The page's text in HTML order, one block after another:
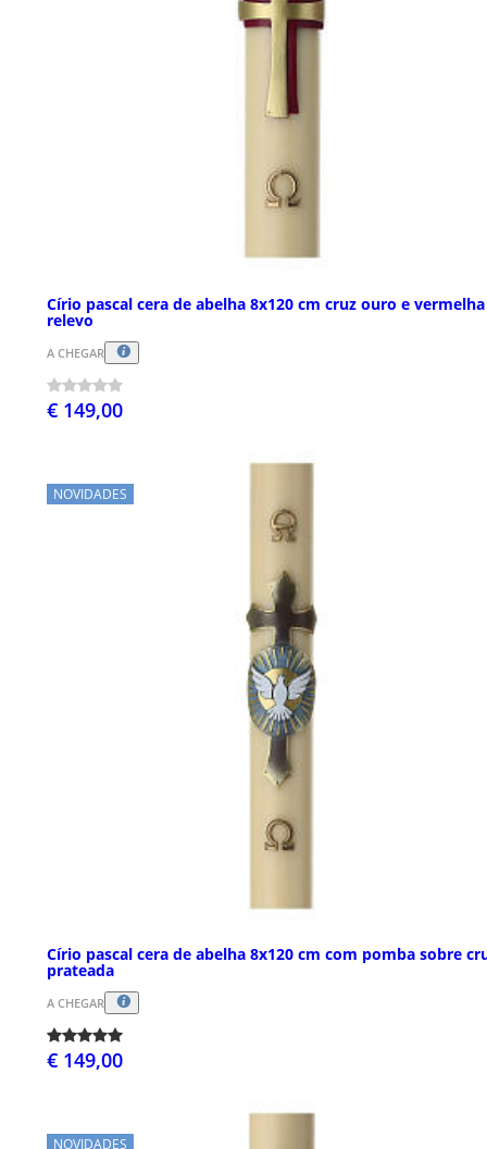
Círio pascal cera de abelha 8x120 cm cruz ouro e
relevo
A CHEGAR
€ 149,00
NOVIDADES
Círio pascal cera de abelha 8x120 cm com pomba sobre
prateada
A CHEGAR
€ 149,00
NOVIDADES